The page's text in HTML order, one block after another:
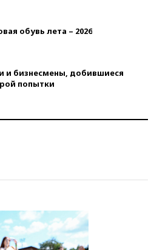
обувь лета – 2026
и бизнесмены, добившиеся
попытки